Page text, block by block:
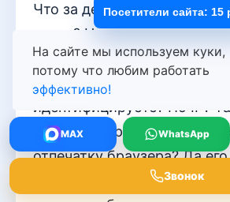
Что за детский сад —
куков? На пальцах, что ли,
будете? Объясните мне,
хоть одного живого клиента
идентифицируете? По IP?
половины провайдера
отпечатку браузера? Да
мало-мальски серьезная
На сайте мы используем куки,
потому что любим работать
эффективно!
MAX WhatsApp
Звонок
Посетители сайта: 15